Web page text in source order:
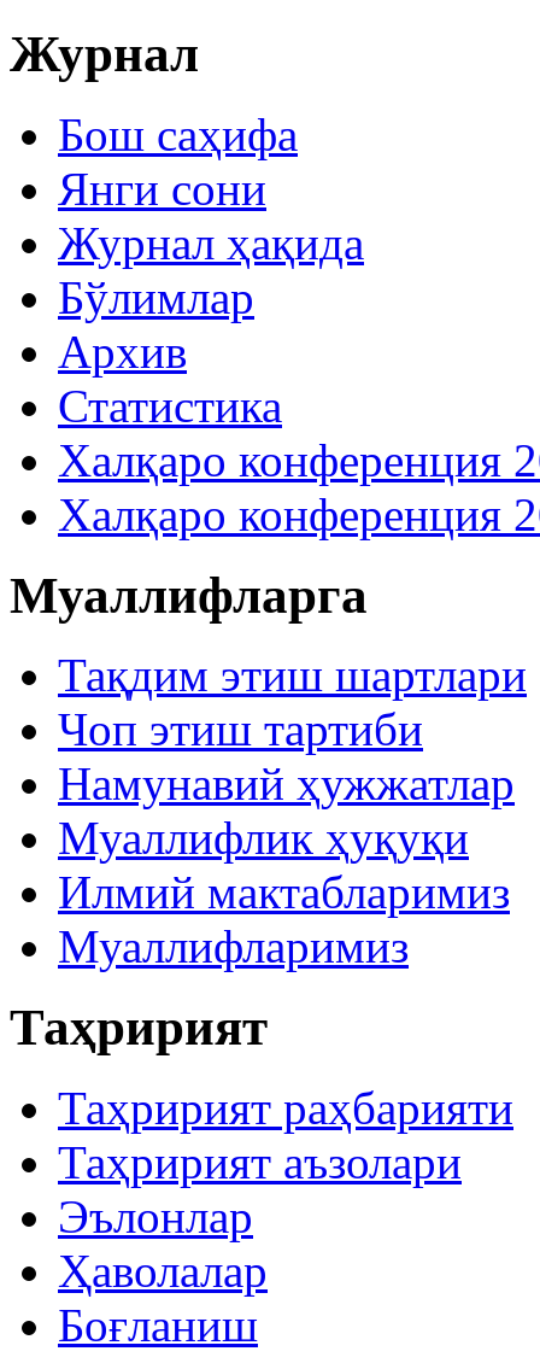
Журнал
Бош саҳифа
Янги сони
Журнал ҳақида
Бўлимлар
Архив
Статистика
Халқаро конференция
Халқаро конференция
Муаллифларга
Тақдим этиш шартлари
Чоп этиш тартиби
Намунавий ҳужжатлар
Муаллифлик ҳуқуқи
Илмий мактабларимиз
Муаллифларимиз
Таҳририят
Таҳририят раҳбарияти
Таҳририят аъзолари
Эълонлар
Ҳаволалар
Боғланиш